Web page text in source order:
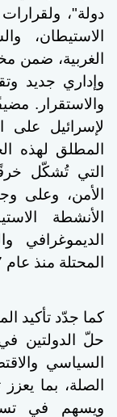
دولة"،
الاستيطان،
الغربية، ضمن
وإداري جديد
والاستقرار.
لإسرائيل على
المطلق لهذه
التي تُشكّل
الأنشطة
الديموغرافي
المحتلة منذ عام 1967، بما فيها القدس الشرقية".
كما جدّد تأكيد
حلّ الدولتين
السياسي
الصلة، بما
ويسهم في